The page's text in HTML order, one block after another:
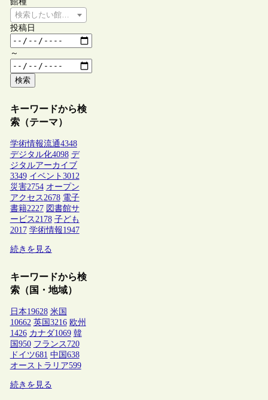
検索したい館種を選択してください
投稿日
～
検索
キーワードから検
索（テーマ）
学術情報流通4348
デジタル化4098 デ
ジタルアーカイブ
3349 イベント 3012
災害2754 オープン
アクセス2678 電子
書籍2227 図書館サ
ービス2178 子ども
2017 学術情報1947
続きを見る
キーワードから検
索（国・地域）
日本19628 米国
10662 英国 3216 欧州
1426 カナダ1069 韓
国 950 フランス 720
ドイツ681 中国 638
オーストラリア599
続きを見る